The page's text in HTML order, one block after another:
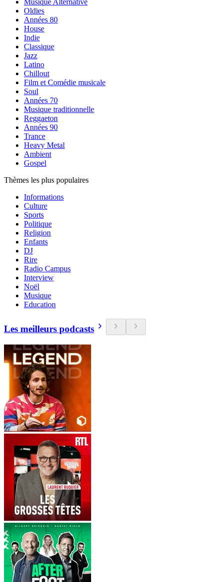
Musique Alternative
Oldies
Années 80
House
Indie
Classique
Jazz
Latino
Chillout
Film et Comédie musicale
Soul
Années 70
Musique traditionnelle
Reggaeton
Années 90
Trance
Heavy Metal
Ambient
Gospel
Thèmes les plus populaires
Informations
Culture
Sports
Politique
Religion
Enfants
DJ
Rire
Radio Campus
Interview
Noël
Musique
Education
Les meilleurs podcasts